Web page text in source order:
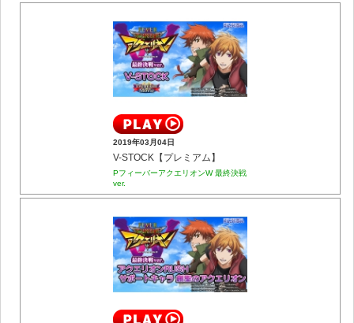
2019年03月04日
V-STOCK【プレミアム】
PフィーバーアクエリオンW 最終決戦
ver.